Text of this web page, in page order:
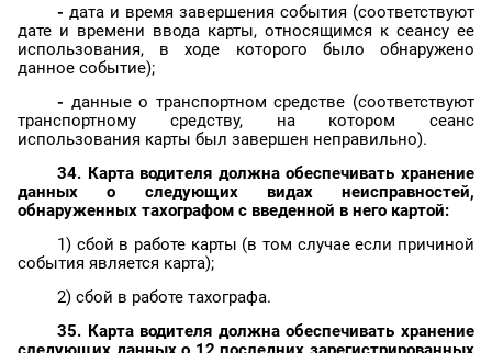
- дата и время завершения события (соответствуют
дате и времени ввода карты, относящимся к сеансу ее
использования, в ходе которого было обнаружено
данное событие);
- данные о транспортном средстве (соответствуют
транспортному средству, на котором сеанс
использования карты был завершен неправильно).
34. Карта водителя должна обеспечивать хранение
данных о следующих видах неисправностей,
обнаруженных тахографом с введенной в него картой:
1) сбой в работе карты (в том случае если причиной
события является карта);
2) сбой в работе тахографа.
35. Карта водителя должна обеспечивать хранение